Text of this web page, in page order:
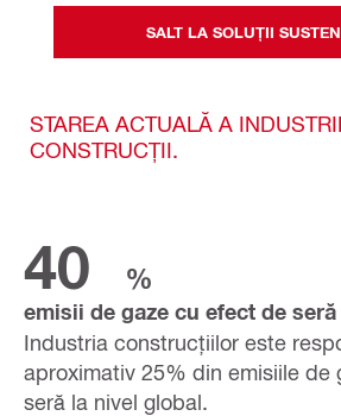
SALT LA SOLUȚII
STAREA ACTUALĂ A
CONSTRUCȚII.
40 %
emisii de gaze cu efect de seră
Industria construcțiilor este
aproximativ 25% din emisiile de
seră la nivel global.